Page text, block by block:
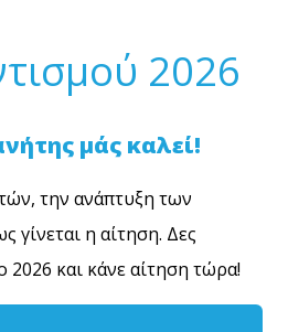
2026
μάς καλεί!
την ανάπτυξη των
γίνεται η αίτηση. Δες
2026 και κάνε αίτηση τώρα!